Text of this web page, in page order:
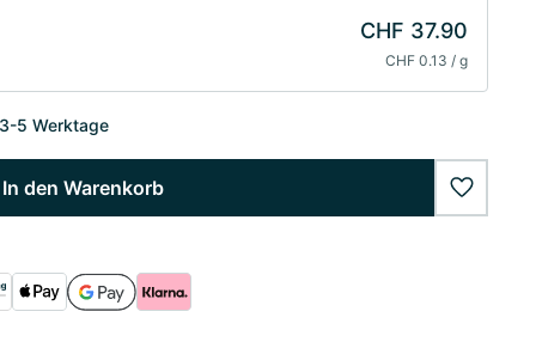
CHF 37.90
CHF 0.13 / g
5 Werktage
In den Warenkorb